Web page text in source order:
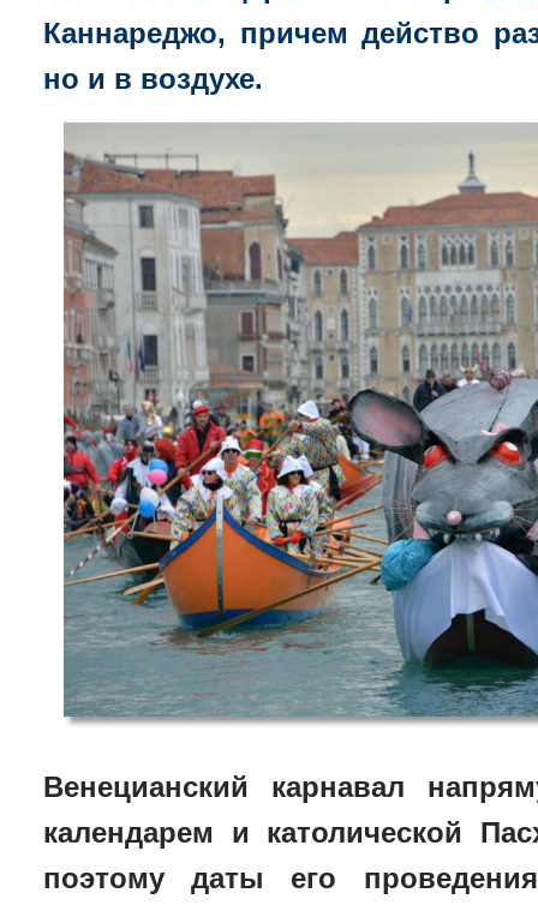
Каннареджо, причем действо
но и в воздухе.
Венецианский карнавал
календарем и католической
поэтому даты его